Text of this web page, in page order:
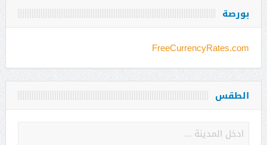
بورصة
FreeCurrencyRates.com
الطقس